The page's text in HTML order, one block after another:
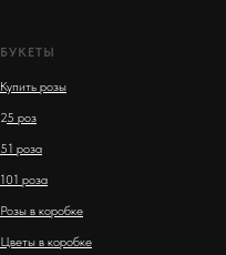
БУКЕТЫ
Купить розы
25 роз
51 роза
101 роза
Розы в коробке
Цветы в коробке